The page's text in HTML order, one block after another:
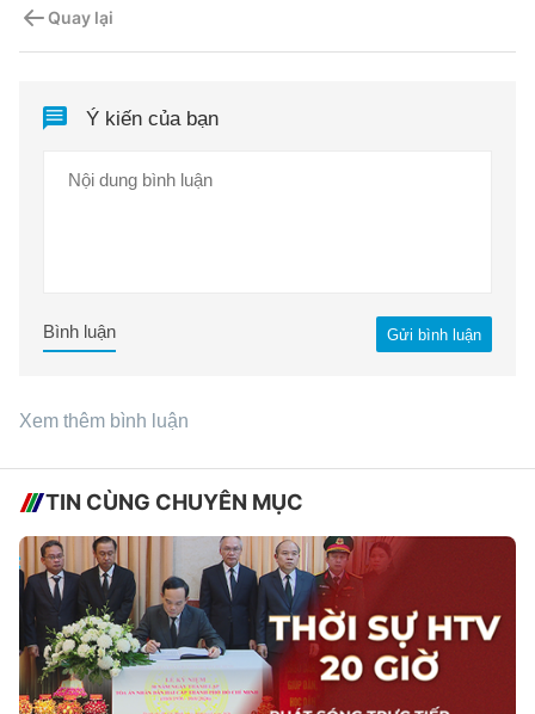
Quay lại
Ý kiến của bạn
Gửi bình luận
Bình luận
Xem thêm bình luận
TIN CÙNG CHUYÊN MỤC